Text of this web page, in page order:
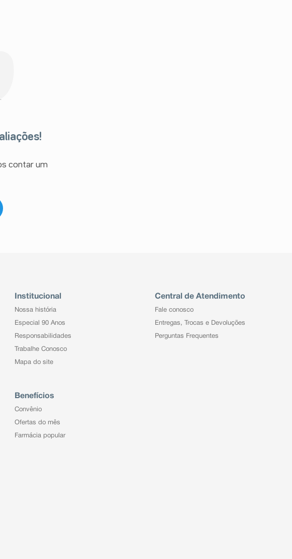
contar um
Institucional
Nossa história
Especial 90 Anos
Responsabilidades
Trabalhe Conosco
Mapa do site
Benefícios
Convênio
Ofertas do mês
Farmácia popular
Central de Atendimento
Fale conosco
Entregas, Trocas e Devoluções
Perguntas Frequentes